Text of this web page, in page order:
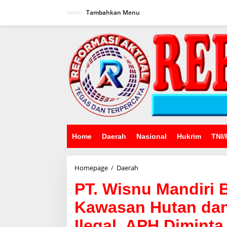
Tambahkan Menu
Home Daerah Nasional Hukrim TNI/
Homepage / Daerah
Mandiri
Barata
Diduga
Tambang
di
PT. Wisnu Mandiri
Kawasan Hutan